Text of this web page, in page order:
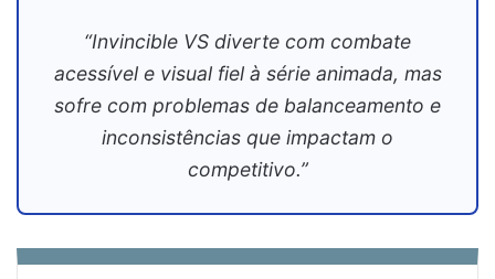
“Invincible VS diverte com combate
acessível e visual fiel à série animada, mas
sofre com problemas de balanceamento e
inconsistências que impactam o
competitivo.”